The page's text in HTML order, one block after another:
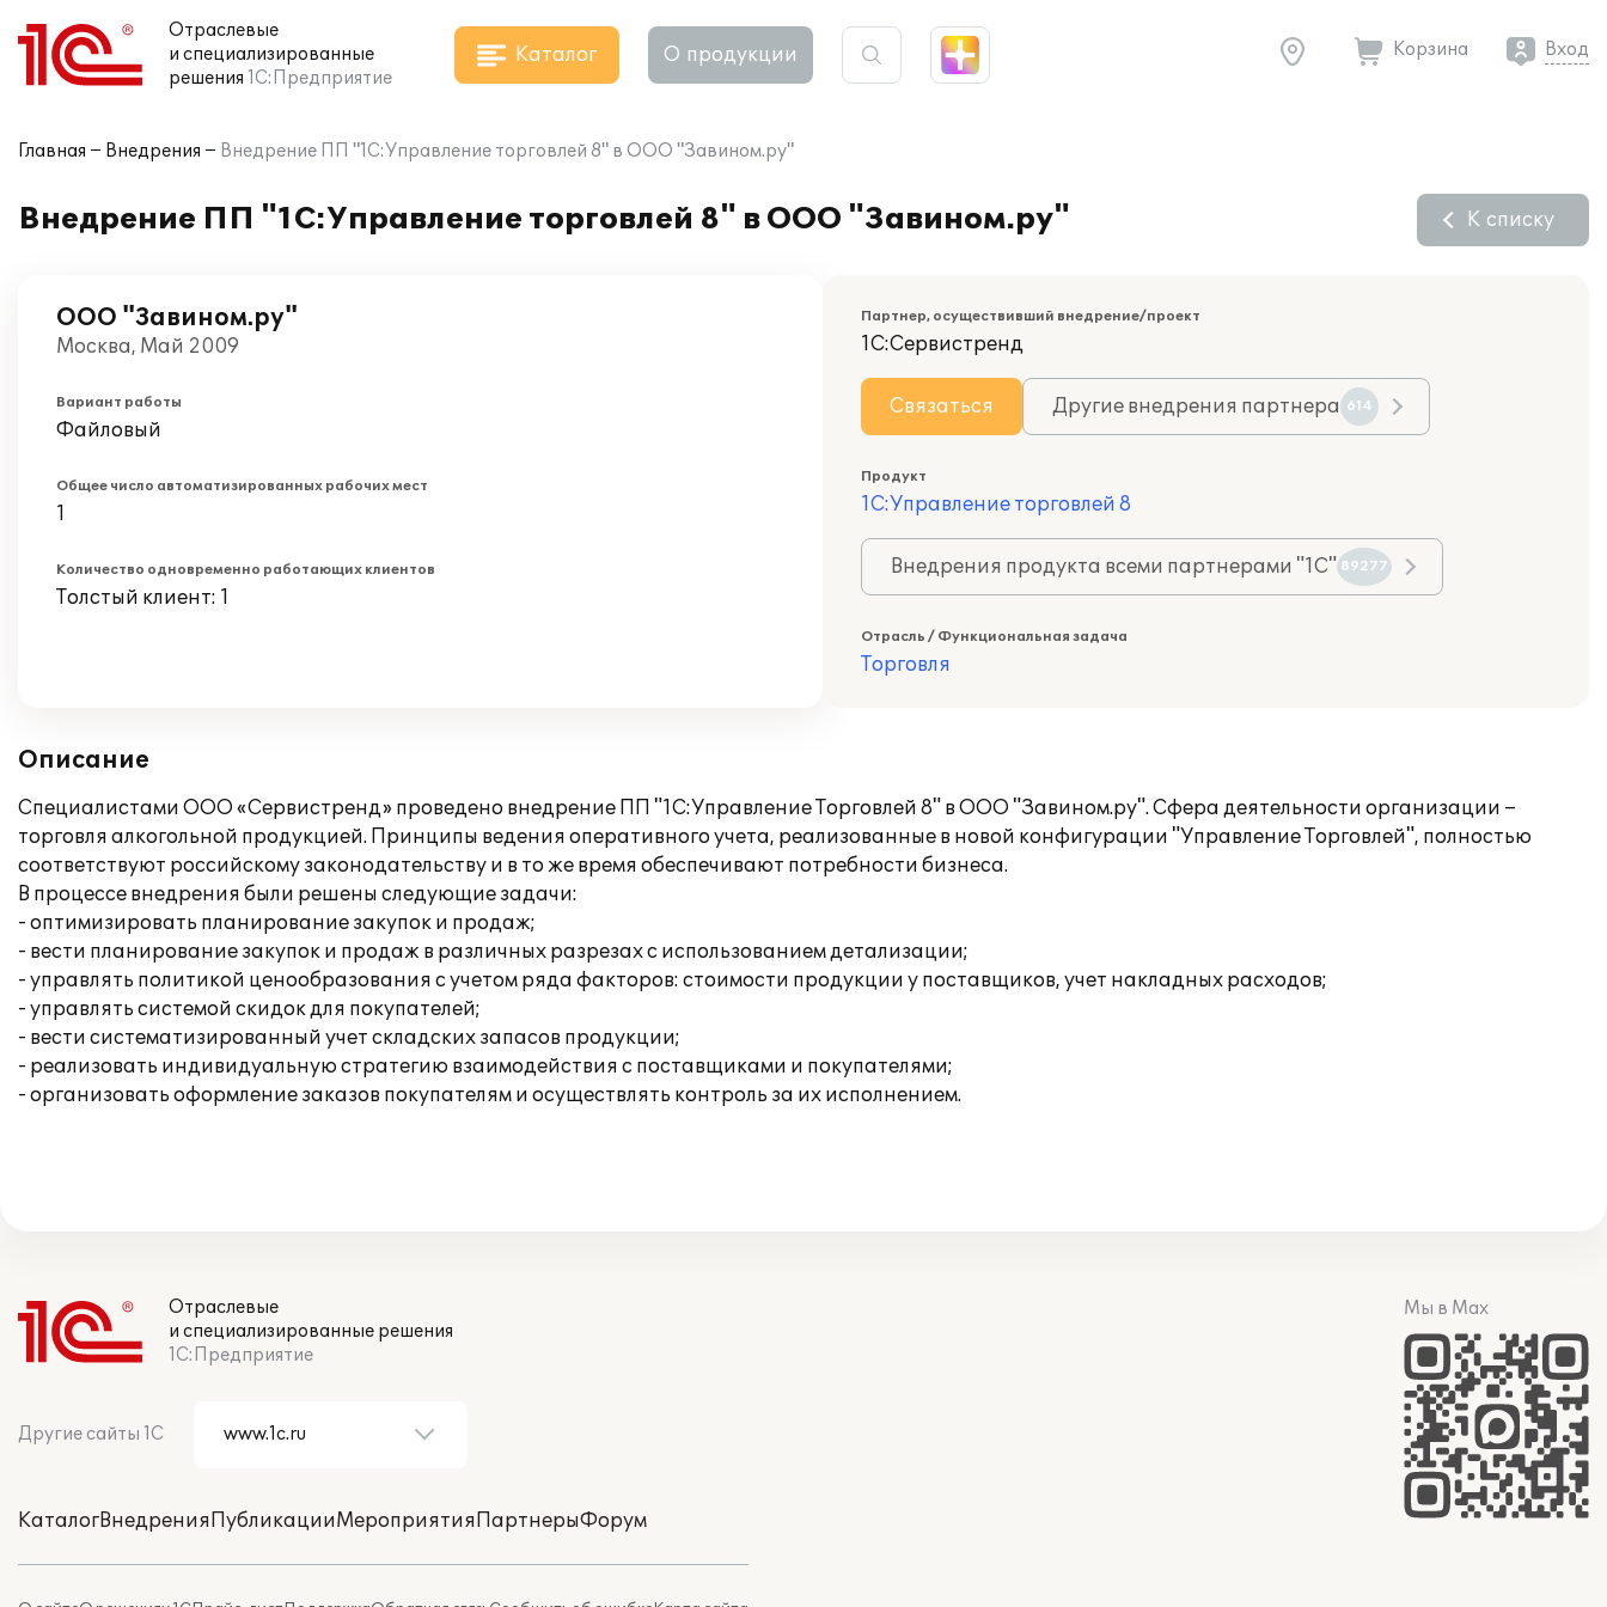
Отраслевые
и специализированные
решения 1С:Предприятие
Каталог О продукции Корзина Вход
Главная Внедрения Внедрение ПП "1С:Управление торговлей 8" в ООО "Завином.ру"
Внедрение ПП "1С:Управление торговлей 8" в ООО "Завином.ру" К списку
ООО "Завином.ру"
Москва, Май 2009
Вариант работы
Файловый
Общее число автоматизированных рабочих мест
1
Количество одновременно работающих клиентов
Толстый клиент: 1
Партнер, осуществивший внедрение/проект
1С:Сервистренд
Связаться Другие внедрения партнера 614
Продукт
1С:Управление торговлей 8
Внедрения продукта всеми партнерами "1С" 89277
Отрасль / Функциональная задача
Торговля
Описание
Специалистами ООО «Сервистренд» проведено внедрение ПП "1С:Управление Торговлей 8" в ООО "Завином.ру". Сфера деятельности организации –
торговля алкогольной продукцией. Принципы ведения оперативного учета, реализованные в новой конфигурации "Управление Торговлей", полностью
соответствуют российскому законодательству и в то же время обеспечивают потребности бизнеса.
В процессе внедрения были решены следующие задачи:
- оптимизировать планирование закупок и продаж;
- вести планирование закупок и продаж в различных разрезах с использованием детализации;
- управлять политикой ценообразования с учетом ряда факторов: стоимости продукции у поставщиков, учет накладных расходов;
- управлять системой скидок для покупателей;
- вести систематизированный учет складских запасов продукции;
- реализовать индивидуальную стратегию взаимодействия с поставщиками и покупателями;
- организовать оформление заказов покупателям и осуществлять контроль за их исполнением.
Отраслевые
и специализированные решения
1С:Предприятие
Другие сайты 1С
КаталогВнедренияПубликацииМероприятияПартнерыФорум
Мы в Max